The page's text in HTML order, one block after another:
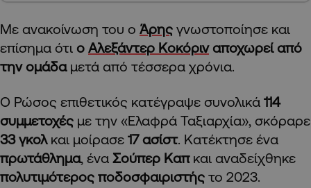
Με ανακοίνωση του ο Άρης γνωστοποίησε και
επίσημα ότι ο Αλεξάντερ Κοκόριναποχωρεί από
την ομάδαμετά από τέσσερα χρόνια.
Ο Ρώσος επιθετικός κατέγραψε συνολικά 114
συμμετοχές με την «Ελαφρά Ταξιαρχία», σκόραρε
33 γκολ και μοίρασε 17 ασίστ. Κατέκτησε ένα
πρωτάθλημα, ένα Σούπερ Καπκαι αναδείχθηκε
πολυτιμότερος ποδοσφαιριστής το 2023.